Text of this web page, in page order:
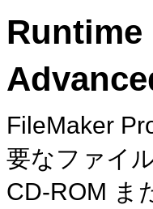
Runtime
FileMaker
要なファイ
CD-ROM ま